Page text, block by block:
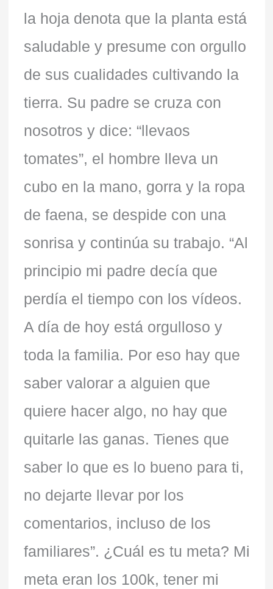
la hoja denota que la planta está
saludable y presume con orgullo
de sus cualidades cultivando la
tierra. Su padre se cruza con
nosotros y dice: “llevaos
tomates”, el hombre lleva un
cubo en la mano, gorra y la ropa
de faena, se despide con una
sonrisa y continúa su trabajo. “Al
principio mi padre decía que
perdía el tiempo con los vídeos.
A día de hoy está orgulloso y
toda la familia. Por eso hay que
saber valorar a alguien que
quiere hacer algo, no hay que
quitarle las ganas. Tienes que
saber lo que es lo bueno para ti,
no dejarte llevar por los
comentarios, incluso de los
familiares”. ¿Cuál es tu meta? Mi
meta eran los 100k, tener mi